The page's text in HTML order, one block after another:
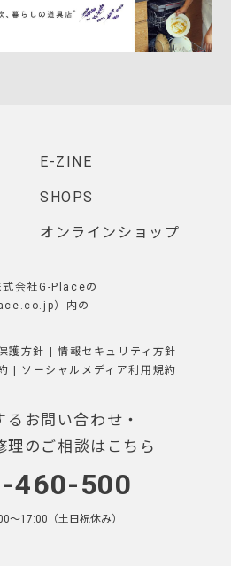
E-ZINE
SHOPS
オンラインショップ
会社G-Placeの
）内の
護方針 | 情報セキュリティ方針
| ソーシャルメディア利用規約
るお問い合わせ・
理のご相談はこちら
460-500
〜17:00（土日祝休み）